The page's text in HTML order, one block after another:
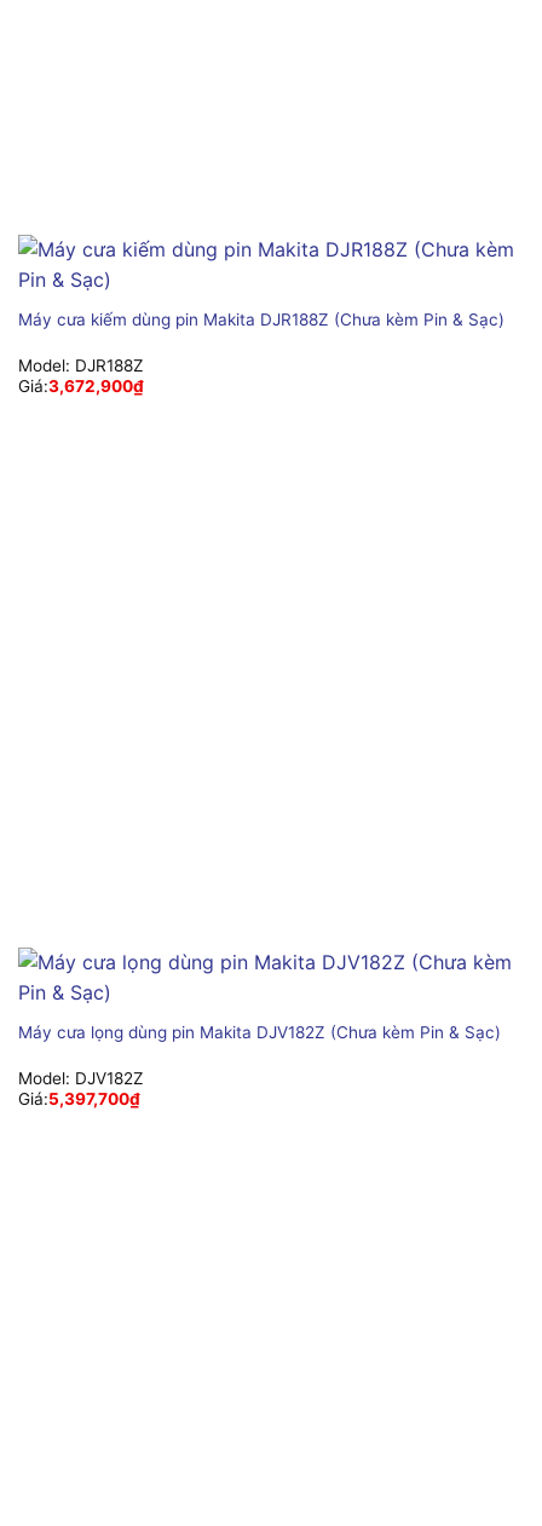
Máy cưa kiếm dùng pin Makita DJR188Z (Chưa kèm Pin & Sạc)
Model: DJR188Z
Giá:3,672,900₫
Máy cưa lọng dùng pin Makita DJV182Z (Chưa kèm Pin & Sạc)
Model: DJV182Z
Giá:5,397,700₫